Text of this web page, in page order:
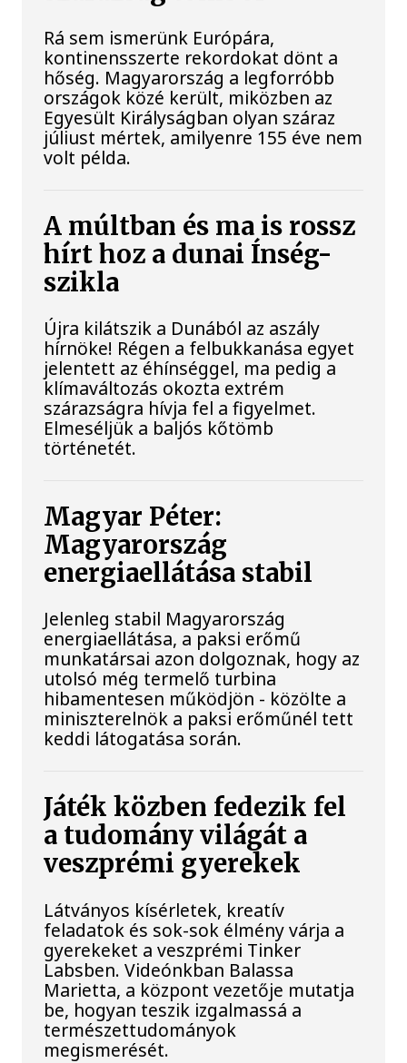
Rá sem ismerünk Európára,
kontinensszerte rekordokat dönt a
hőség. Magyarország a legforróbb
országok közé került, miközben az
Egyesült Királyságban olyan száraz
júliust mértek, amilyenre 155 éve nem
volt példa.
A múltban és ma is rossz
hírt hoz a dunai Ínség-
szikla
Újra kilátszik a Dunából az aszály
hírnöke! Régen a felbukkanása egyet
jelentett az éhínséggel, ma pedig a
klímaváltozás okozta extrém
szárazságra hívja fel a figyelmet.
Elmeséljük a baljós kőtömb
történetét.
Magyar Péter:
Magyarország
energiaellátása stabil
Jelenleg stabil Magyarország
energiaellátása, a paksi erőmű
munkatársai azon dolgoznak, hogy az
utolsó még termelő turbina
hibamentesen működjön - közölte a
miniszterelnök a paksi erőműnél tett
keddi látogatása során.
Játék közben fedezik fel
a tudomány világát a
veszprémi gyerekek
Látványos kísérletek, kreatív
feladatok és sok-sok élmény várja a
gyerekeket a veszprémi Tinker
Labsben. Videónkban Balassa
Marietta, a központ vezetője mutatja
be, hogyan teszik izgalmassá a
természettudományok
megismerését.